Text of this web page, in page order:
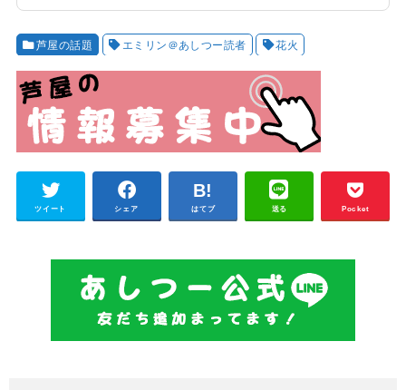
芦屋の話題 エミリン＠あしつー読者 花火
ツイート シェア はてブ 送る Pocket